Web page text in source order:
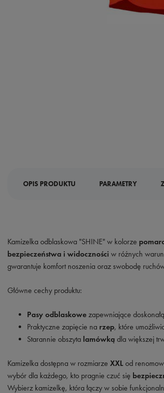
OPIS PRODUKTU PARAMETRY
Kamizelka odblaskowa "SHINE" w kolorze
bezpieczeństwa i widoczności w różnych
gwarantuje komfort noszenia oraz swobodę
Główne cechy produktu:
Pasy odblaskowe zapewniające
Praktyczne zapięcie na rzep, które
Starannie obszyta lamówką dla większej
Kamizelka dostępna w rozmiarze XXL od
wybór dla każdego, kto pragnie czuć się
Wybierz kamizelkę, która łączy w sobie